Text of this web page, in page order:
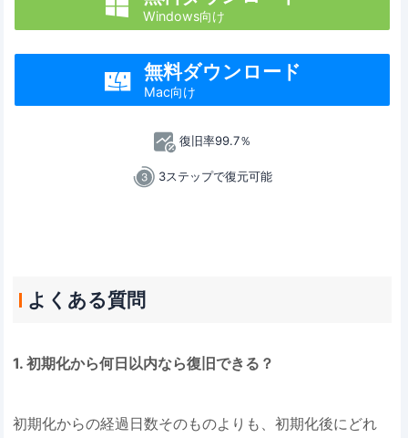
 Windows向け
 無料ダウンロード
Mac向け
復旧率99.7％
3ステップで復元可能
よくある質問
1. 初期化から何日以内なら復旧できる？
初期化からの経過日数そのものよりも、初期化後にどれ